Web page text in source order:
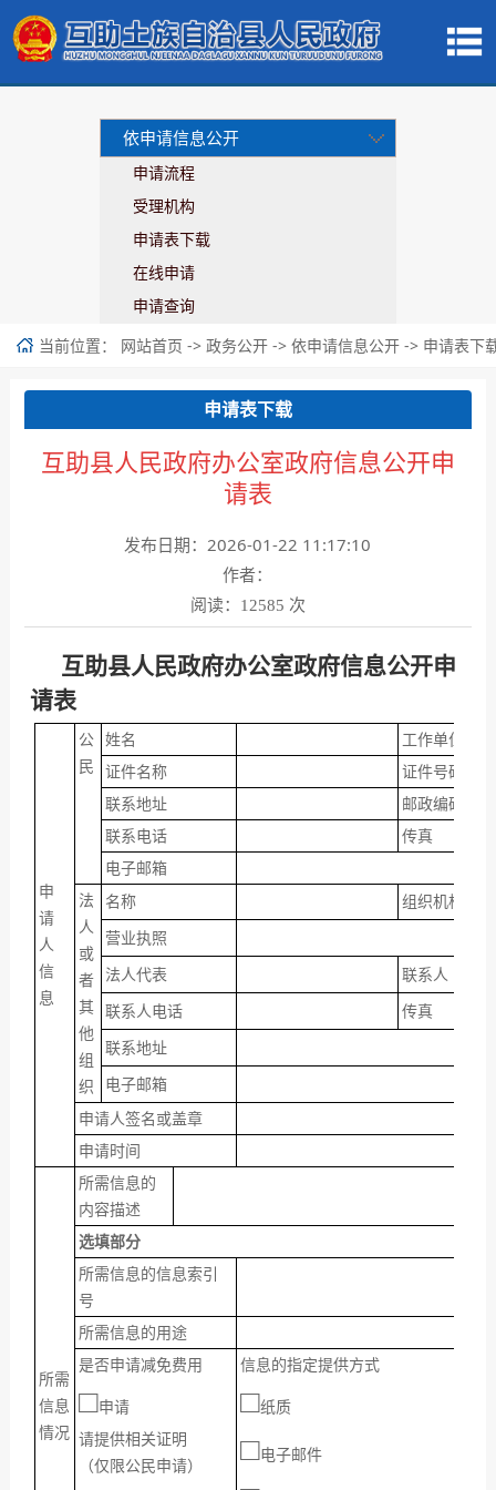
依申请信息公开
申请流程
受理机构
申请表下载
在线申请
申请查询
当前位置： 网站首页 -> 政务公开 -> 依申请信息公开 -> 申请表下
申请表下载
互助县人民政府办公室政府信息公开申
请表
发布日期：2026-01-22 11:17:10
作者：
阅读：
12585 次
互助县人民政府办公室政府信息公开申
请表
申
请
人
信
息
公
民
姓名
工作单位
证件名称
证件号码
联系地址
邮政编码
联系电话
传真
电子邮箱
法
人
或
者
其
他
组
织
名称 组织机构代码
营业执照
法人代表 联系人
联系人电话 传真
联系地址
电子邮箱
申请人签名或盖章
申请时间
所需
信息
情况
所需信息的
内容描述
选填部分
所需信息的信息索引
号
所需信息的用途
是否申请减免费用
□申请
请提供相关证明
（仅限公民申请）
信息的指定提供方式
□纸质
□电子邮件